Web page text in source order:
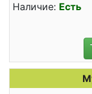
Наличие: Есть